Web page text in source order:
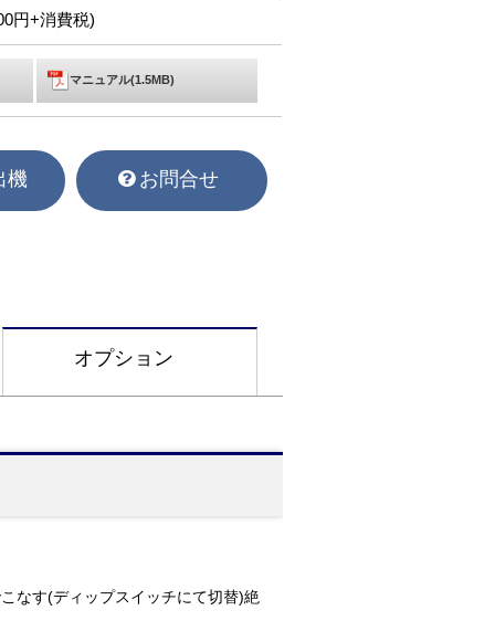
円+消費税)
マニュアル(1.5MB)
機 お問合せ
オプション
なす(ディップスイッチにて切替)絶